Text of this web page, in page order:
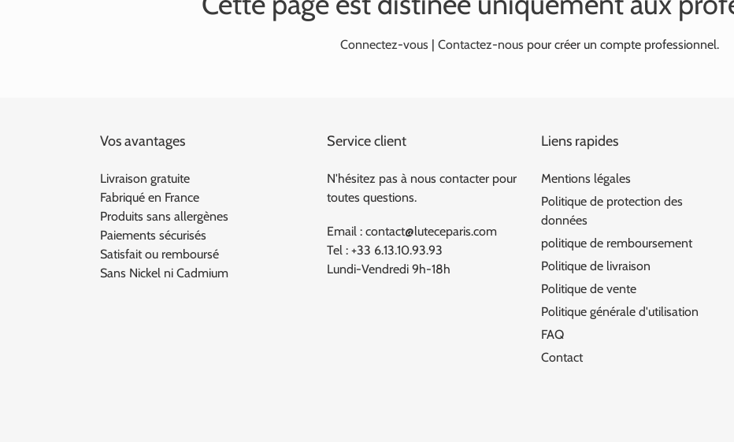
Connectez-vous | Contactez-nous pour créer un compte professionnel.
Vos avantages
Livraison gratuite
Fabriqué en France
Produits sans allergènes
Paiements sécurisés
Satisfait ou remboursé
Sans Nickel ni Cadmium
Service client
N'hésitez pas à nous contacter pour
toutes questions.
Email : contact@luteceparis.com
Tel : +33 6.13.10.93.93
Lundi-Vendredi 9h-18h
Liens rapides
Mentions légales
Politique de protection des
données
politique de remboursement
Politique de livraison
Politique de vente
Politique générale d'utilisation
FAQ
Contact